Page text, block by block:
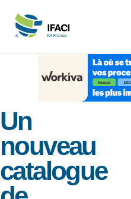
Un
nouveau
catalogue